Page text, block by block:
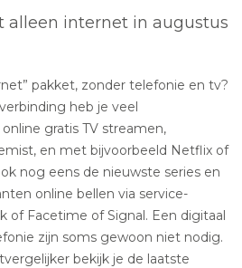
alleen internet in augustus
pakket, zonder telefonie en tv?
heb je veel
gratis TV streamen,
en met bijvoorbeeld Netflix of
nog eens de nieuwste series en
online bellen via service-
of Facetime of Signal. Een digitaal
zijn soms gewoon niet nodig.
bekijk je de laatste